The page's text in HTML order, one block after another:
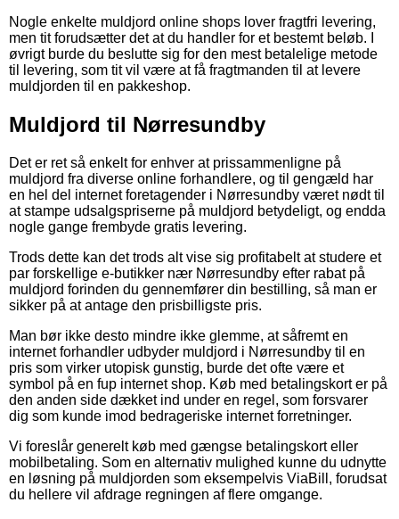
Nogle enkelte muldjord online shops lover fragtfri levering,
men tit forudsætter det at du handler for et bestemt beløb. I
øvrigt burde du beslutte sig for den mest betalelige metode
til levering, som tit vil være at få fragtmanden til at levere
muldjorden til en pakkeshop.
Muldjord til Nørresundby
Det er ret så enkelt for enhver at prissammenligne på
muldjord fra diverse online forhandlere, og til gengæld har
en hel del internet foretagender i Nørresundby været nødt til
at stampe udsalgspriserne på muldjord betydeligt, og endda
nogle gange frembyde gratis levering.
Trods dette kan det trods alt vise sig profitabelt at studere et
par forskellige e-butikker nær Nørresundby efter rabat på
muldjord forinden du gennemfører din bestilling, så man er
sikker på at antage den prisbilligste pris.
Man bør ikke desto mindre ikke glemme, at såfremt en
internet forhandler udbyder muldjord i Nørresundby til en
pris som virker utopisk gunstig, burde det ofte være et
symbol på en fup internet shop. Køb med betalingskort er på
den anden side dækket ind under en regel, som forsvarer
dig som kunde imod bedrageriske internet forretninger.
Vi foreslår generelt køb med gængse betalingskort eller
mobilbetaling. Som en alternativ mulighed kunne du udnytte
en løsning på muldjorden som eksempelvis ViaBill, forudsat
du hellere vil afdrage regningen af flere omgange.